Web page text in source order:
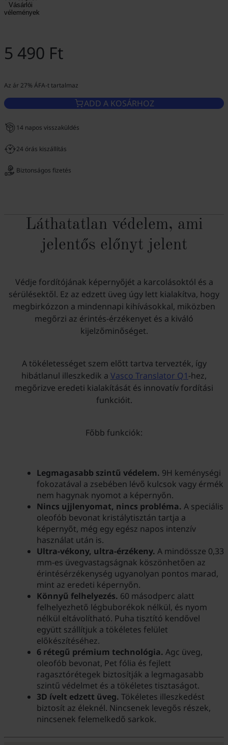
Vásárlói
vélemények
14 napos visszaküldés
24 órás kiszállítás
Biztonságos fizetés
5 490 Ft
Az ár 27% ÁFA-t tartalmaz
ADD A KOSÁRHOZ
Láthatatlan védelem, ami
jelentős előnyt jelent
Védje fordítójának képernyőjét a karcolásoktól és a
sérülésektől. Ez az edzett üveg úgy lett kialakítva, hogy
megbirkózzon a mindennapi kihívásokkal, miközben
megőrzi az érintés-érzékenyet és a kiváló
kijelzőminőséget.
A tökéletességet szem előtt tartva tervezték, így
hibátlanul illeszkedik a Vasco Translator Q1-hez,
megőrizve eredeti kialakítását és innovatív fordítási
funkcióit.
Főbb funkciók:
Legmagasabb szintű védelem. 9H keménységi
fokozatával a zsebében lévő kulcsok vagy érmék
nem hagynak nyomot a képernyőn.
Nincs ujjlenyomat, nincs probléma. A speciális
oleofób bevonat kristálytisztán tartja a
képernyőt, még egy egész napos intenzív
használat után is.
Ultra-vékony, ultra-érzékeny. A mindössze 0,33
mm-es üvegvastagságnak köszönhetően az
érintésérzékenység ugyanolyan pontos marad,
mint az eredeti képernyőn.
Könnyű felhelyezés. 60 másodperc alatt
felhelyezhető légbuborékok nélkül, és nyom
nélkül eltávolítható. Puha tisztító kendővel
együtt szállítjuk a tökéletes felület
előkészítéséhez.
6 rétegű prémium technológia. Agc üveg,
oleofób bevonat, Pet fólia és fejlett
ragasztórétegek biztosítják a legmagasabb
szintű védelmet és a tökéletes tisztaságot.
3D ívelt edzett üveg. Tökéletes illeszkedést
biztosít az éleknél. Nincsenek levegős részek,
nincsenek felemelkedő sarkok.